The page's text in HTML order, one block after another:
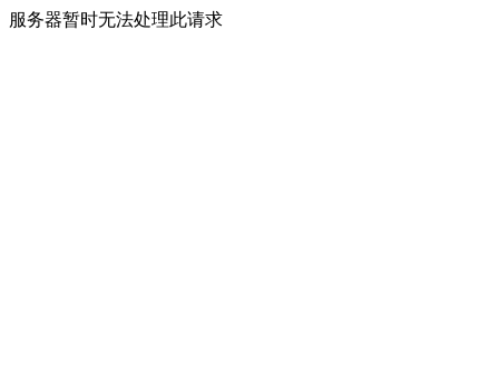
服务器暂时无法处理此请求